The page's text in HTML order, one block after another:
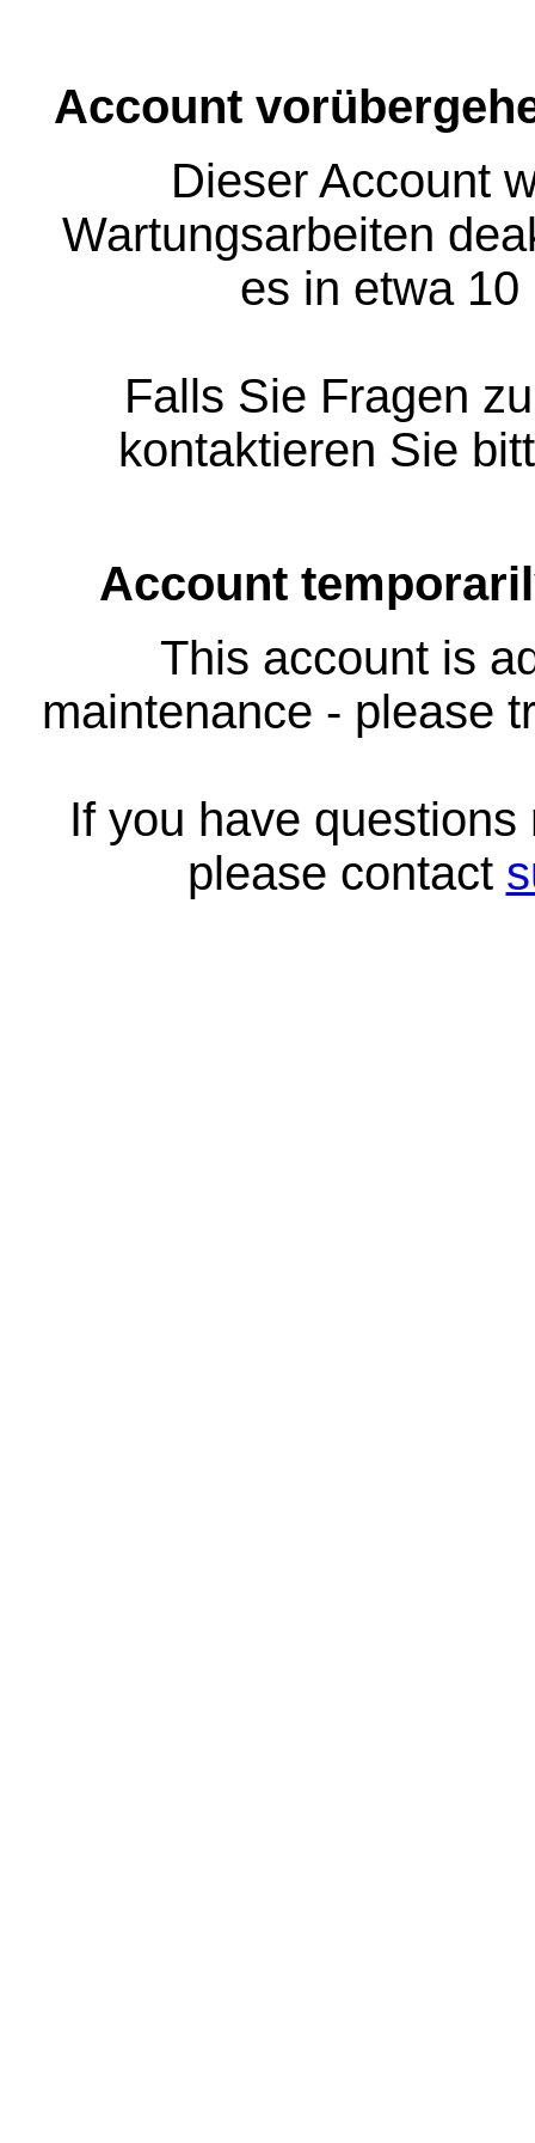
Account
Dieser Account
Wartungsarbeiten
es in etwa
Falls Sie Fragen
kontaktieren Sie
Account
This account is
maintenance - please
If you have
please contact